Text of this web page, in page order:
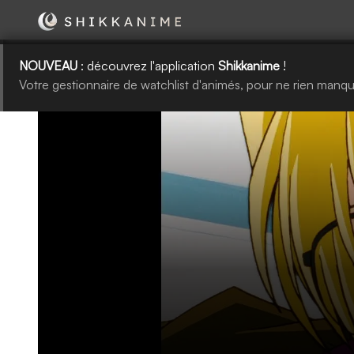
NOUVEAU : découvrez l'application Shikkanime !
Votre gestionnaire de watchlist d'animés, pour ne rien